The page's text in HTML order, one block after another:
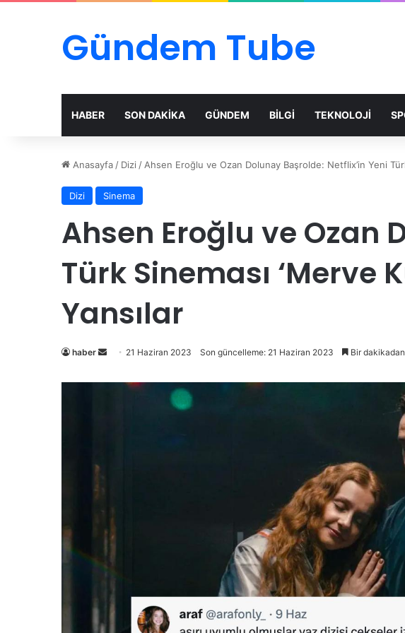
Gündem Tube
HABER SON DAKİKA GÜNDEM BİLGİ TEKNOLOJİ
Anasayfa / Dizi / Ahsen Eroğlu ve Ozan Dolunay Başrolde: Netflix’in Yeni
Dizi Sinema
Ahsen Eroğlu ve Ozan
Türk Sineması ‘Merve
Yansılar
haber
Bir
posta
21 Haziran 2023 Son güncelleme: 21 Haziran 2023 Bir